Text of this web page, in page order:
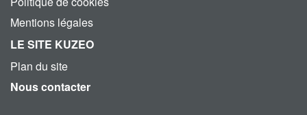
Mentions légales
LE SITE KUZEO
Plan du site
Nous contacter